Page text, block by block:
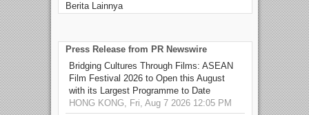
Berita Lainnya
Press Release from PR Newswire
Bridging Cultures Through Films: ASEAN
Film Festival 2026 to Open this August
with its Largest Programme to Date
HONG KONG, Fri, Aug 7 2026 12:05 PM